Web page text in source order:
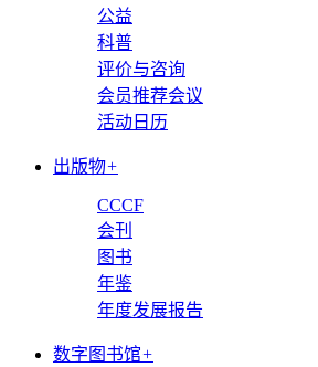
公益
科普
评价与咨询
会员推荐会议
活动日历
出版物+
CCCF
会刊
图书
年鉴
年度发展报告
数字图书馆+